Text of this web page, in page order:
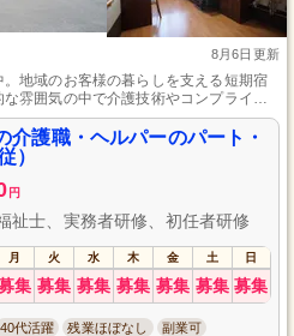
8月6日更新
地域のお客様の暮らしを支える短期宿
雰囲気の中で介護技術やコンプライア
未経験からのスキルアップも可能で
事や子育てとの両立もしやすい環境で
介護職・ヘルパーのパート・
）
円
祉士、実務者研修、初任者研修
月 火 水 木 金 土 日
集 募集 募集 募集 募集 募集 募集
40代活躍 残業ほぼなし 副業可